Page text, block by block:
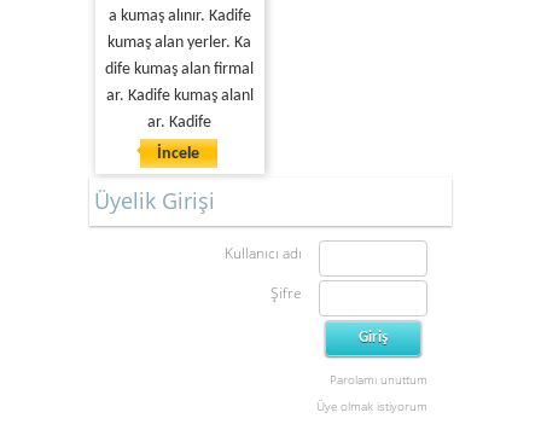
a kumaş alınır. Kadife
kumaş alan yerler. Ka
dife kumaş alan firmal
ar. Kadife kumaş alanl
ar. Kadife
İncele
Üyelik Girişi
Kullanıcı adı
Şifre
Parolamı unuttum
Üye olmak istiyorum